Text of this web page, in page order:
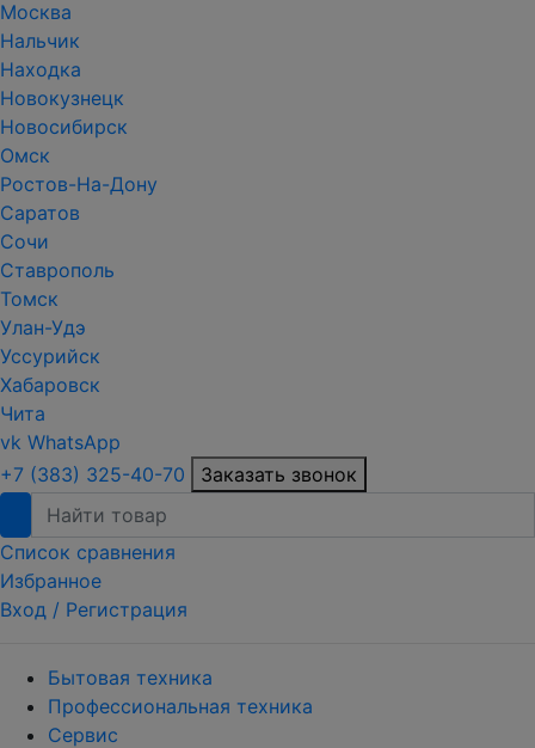
Москва
Нальчик
Находка
Новокузнецк
Новосибирск
Омск
Ростов-На-Дону
Саратов
Сочи
Ставрополь
Томск
Улан-Удэ
Уссурийск
Хабаровск
Чита
vk WhatsApp
+7 (383) 325-40-70
Заказать звонок
Список сравнения
Избранное
Вход / Регистрация
Бытовая техника
Профессиональная техника
Сервис